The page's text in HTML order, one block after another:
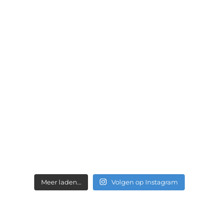
Meer laden… Volgen op Instagram